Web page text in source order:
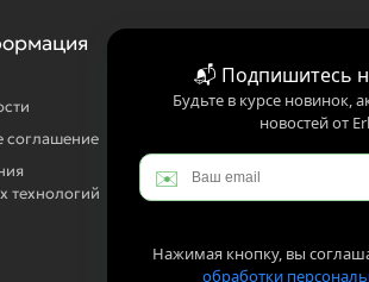
соглашение
технологий
📬 Подпишитесь
Будьте в курсе новинок,
новостей от
✉️
Нажимая кнопку, вы
обработки